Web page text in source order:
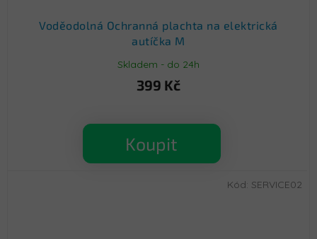
Voděodolná Ochranná plachta na elektrická
autíčka M
Skladem - do 24h
399 Kč
Koupit
Kód: SERVICE02